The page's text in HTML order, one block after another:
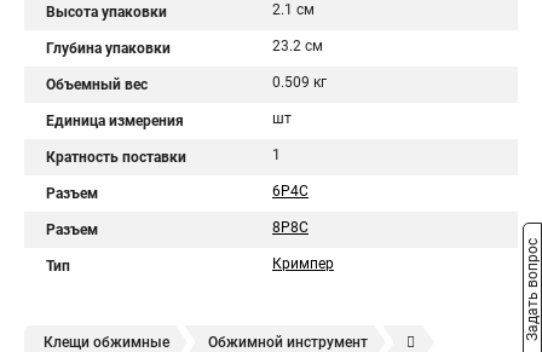
Высота упаковки 2.1 см
Глубина упаковки 23.2 см
Объемный вес 0.509 кг
Единица измерения шт
Кратность поставки 1
Разъем 6P4C
Разъем 8P8C
Тип Кримпер
Клещи обжимные Обжимной инструмент Задать вопрос